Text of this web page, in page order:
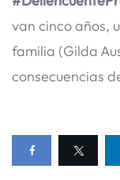
van cinco años,
familia (Gilda
consecuencias